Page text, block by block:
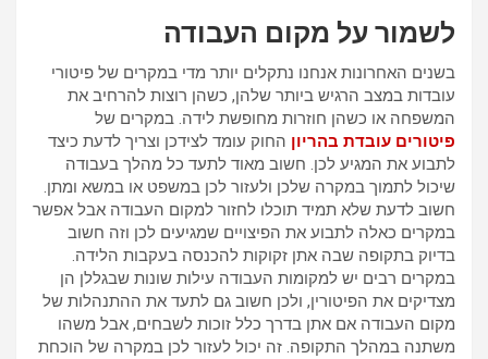
לשמור על מקום העבודה
בשנים האחרונות אנחנו נתקלים יותר מדי במקרים של פיטורי
עובדות במצב הרגיש ביותר שלהן, כשהן רוצות להרחיב את
המשפחה או כשהן חוזרות מחופשת לידה. במקרים של
פיטורים עובדת בהריון החוק עומד לצידכן וצריך לדעת כיצד
לתבוע את המגיע לכן. חשוב מאוד לתעד כל מהלך בעבודה
שיכול לתמוך במקרה שלכן ולעזור לכן במשפט או במשא ומתן.
חשוב לדעת שלא תמיד תוכלו לחזור למקום העבודה אבל אפשר
במקרים כאלה לתבוע את הפיצויים שמגיעים לכן וזה חשוב
בדיוק בתקופה שבה אתן זקוקות להכנסה בעקבות הלידה.
במקרים רבים יש למקומות העבודה עילות שונות שבגללן הן
מצדיקים את הפיטורין, ולכן חשוב גם לתעד את ההתנהלות של
מקום העבודה אם אתן בדרך כלל זוכות לשבחים, אבל משהו
משתנה במהלך התקופה. זה יכול לעזור לכן במקרה של הוכחת